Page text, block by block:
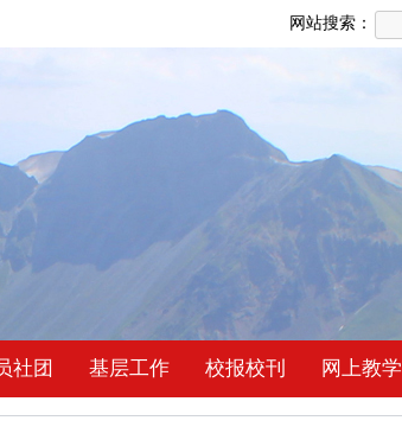
网站搜索：
社团 基层工作 校报校刊 网上教学